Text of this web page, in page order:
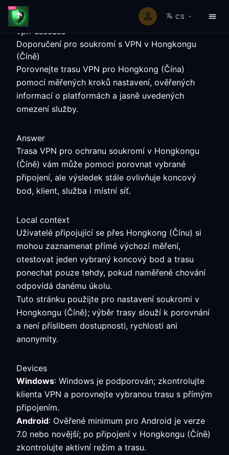
CS
vpn-usecase
Doporučení pro soukromí s VPN v Hongkongu
(Číně)
Porovnejte trasu VPN pro Hongkong (Čína)
pomocí měřených kroků nastavení, ověřených
informací o platformách a jasně uvedených
omezení služby.
Answer
Trasa VPN pro ochranu soukromí v Hongkongu
(Číně) vám může pomoci porovnat vybrané
připojení, ale výsledek stále ovlivňuje koncový
bod, klient, služba i místní síť.
Local context
Uživatelé připojující se přes Hongkong (Čínu) si
mohou zaznamenat přímé výchozí měření,
otestovat jeden vybraný koncový bod a trasu
ponechat pouze tehdy, pokud naměřené chování
odpovídá danému úkolu.
Tuto stránku použijte pro nastavení soukromí v
Hongkongu (Číně); výběr trasy slouží k porovnání
a není příslibem dostupnosti, rychlosti ani
anonymity.
Devices
Windows: Windows je podporován; zkontrolujte
klienta VPN a porovnejte vybranou trasu s přímým
připojením.
Android: Ověřené minimum pro Android je verze
7.0 nebo novější; po připojení v Hongkongu (Číně)
zkontrolujte aktivní režim a trasu.